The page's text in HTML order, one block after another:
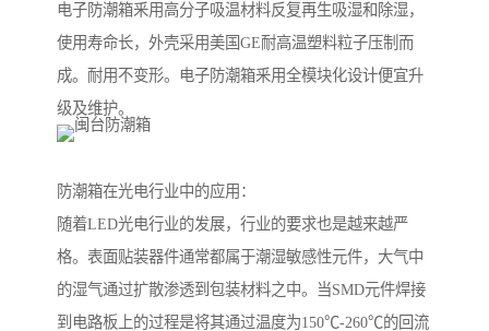
电子防潮箱釆用高分子吸温材料反复再生吸湿和除湿，
使用寿命长，外壳采用美国GE耐高温塑料粒子压制而
成。耐用不变形。电子防潮箱釆用全模块化设计便宜升
级及维护。
防潮箱在光电行业中的应用：
随着LED光电行业的发展，行业的要求也是越来越严
格。表面贴装器件通常都属于潮湿敏感性元件，大气中
的湿气通过扩散渗透到包装材料之中。当SMD元件焊接
到电路板上的过程是将其通过温度为150℃-260℃的回流